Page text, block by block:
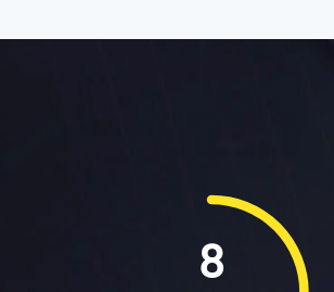
8